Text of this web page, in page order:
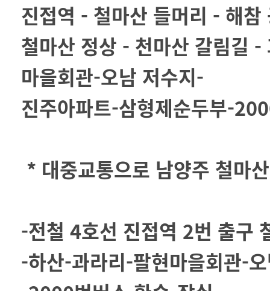
진접역 - 철마산 들머리 - 해
철마산 정상 - 천마산 갈림길
마을회관-오남 저수지-
진주아파트-삼형제순두부-
* 대중교통으로 남양주 철마
-전철 4호선 진접역 2번 출구
-하산-과라리-팔현마을회관-